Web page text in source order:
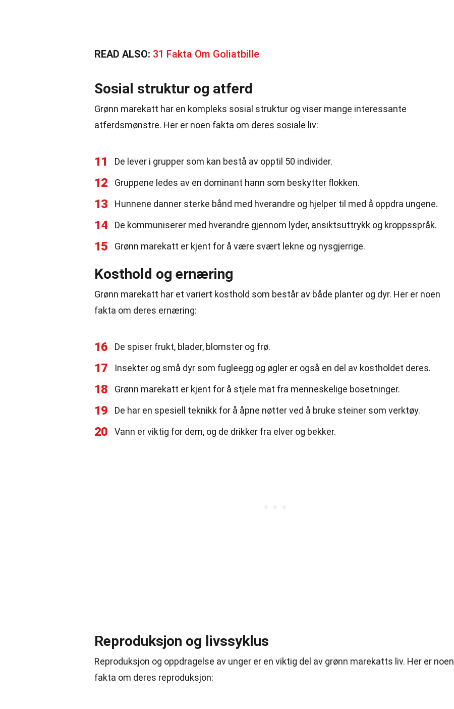
READ ALSO: 31 Fakta Om Goliatbille
Sosial struktur og atferd
Grønn marekatt har en kompleks sosial struktur og viser mange interessante
atferdsmønstre. Her er noen fakta om deres sosiale liv:
11 De lever i grupper som kan bestå av opptil 50 individer.
12 Gruppene ledes av en dominant hann som beskytter flokken.
13 Hunnene danner sterke bånd med hverandre og hjelper til med å oppdra ungene.
14 De kommuniserer med hverandre gjennom lyder, ansiktsuttrykk og kroppsspråk.
15 Grønn marekatt er kjent for å være svært lekne og nysgjerrige.
Kosthold og ernæring
Grønn marekatt har et variert kosthold som består av både planter og dyr. Her er noen
fakta om deres ernæring:
16 De spiser frukt, blader, blomster og frø.
17 Insekter og små dyr som fugleegg og øgler er også en del av kostholdet deres.
18 Grønn marekatt er kjent for å stjele mat fra menneskelige bosetninger.
19 De har en spesiell teknikk for å åpne nøtter ved å bruke steiner som verktøy.
20 Vann er viktig for dem, og de drikker fra elver og bekker.
Reproduksjon og livssyklus
Reproduksjon og oppdragelse av unger er en viktig del av grønn marekatts liv. Her er noen
fakta om deres reproduksjon: